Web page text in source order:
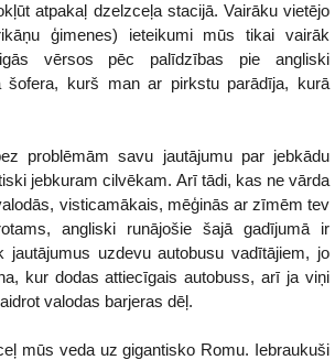
atpakaļ dzelzceļa stacijā. Vairāku vietējo
ģimenes) ieteikumi mūs tikai vairāk
vērsos pēc palīdzības pie angliski
šofera, kurš man ar pirkstu parādīja, kurā
problēmām savu jautājumu par jebkādu
jebkuram cilvēkam. Arī tādi, kas ne vārda
visticamākais, mēģinās ar zīmēm tev
angliski runājošie šajā gadījumā ir
jautājumus uzdevu autobusu vadītājiem, jo
kur dodas attiecīgais autobuss, arī ja viņi
valodas barjeras dēļ.
mūs veda uz gigantisko Romu. Iebraukuši